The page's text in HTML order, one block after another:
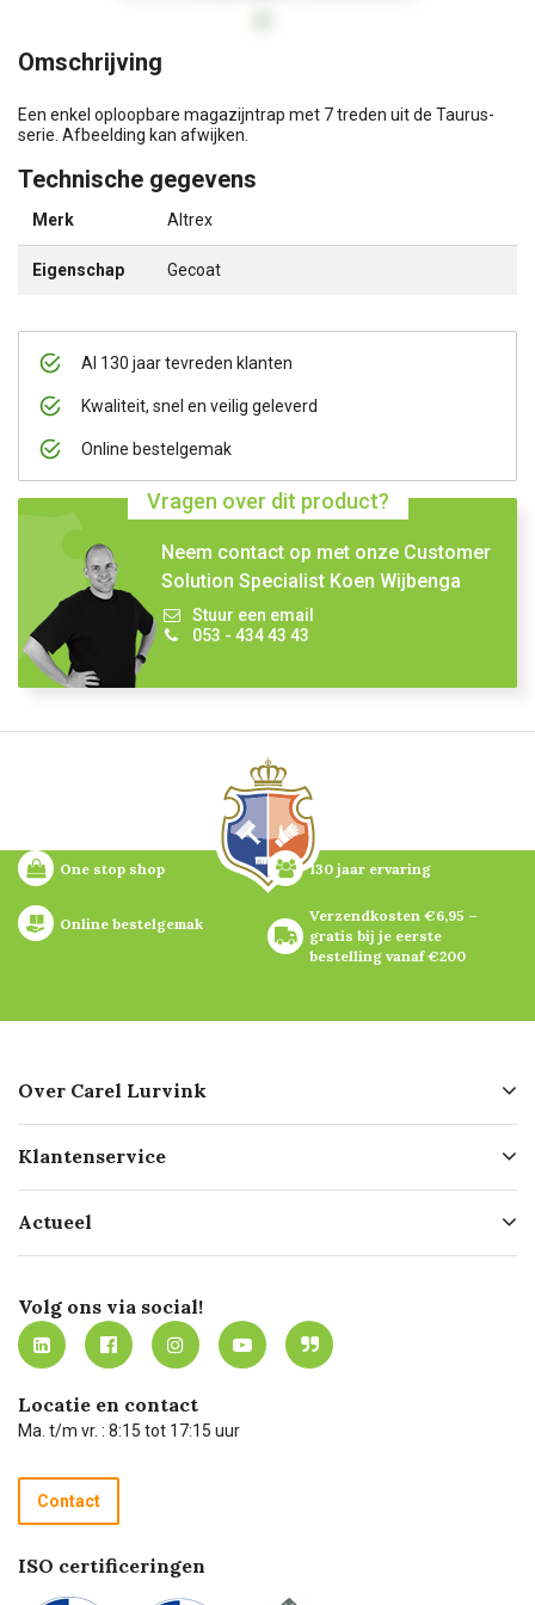
Al 130 jaar tevreden klanten
Kwaliteit, snel en veilig geleverd
Online bestelgemak
Vragen over dit product?
Neem contact op met onze Customer
Solution Specialist Koen Wijbenga
Stuur een email
053 - 434 43 43
Omschrijving
Een enkel oploopbare magazijntrap met 7 treden uit de Taurus-
serie. Afbeelding kan afwijken.
Technische gegevens
Merk Altrex
Eigenschap Gecoat
One stop shop 130 jaar ervaring
Online bestelgemak
Verzendkosten €6,95 –
gratis bij je eerste
bestelling vanaf €200
Over Carel Lurvink
Geschiedenis
Missie
Werken bij Carel Lurvink
MVO
Klantenservice
Bezorgen
Mijn Carel Lurvink
Mijn Carel Lurvink instructievideo's
Carel Lurvink App
Hulp op afstand
Technische dienst
Recycle programma
Betalen
Actueel
Innovation LAB
Tevreden klanten
Carel Lurvink Blog
Carel de podcast
Volg ons via social!
Locatie en contact
Ma. t/m vr. : 8:15 tot 17:15 uur
Contact
ISO certificeringen